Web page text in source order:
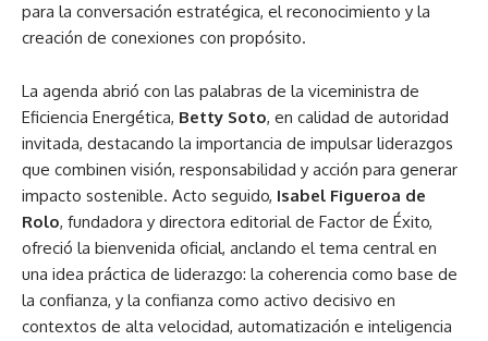
para la conversación estratégica, el reconocimiento y la
creación de conexiones con propósito.
La agenda abrió con las palabras de la viceministra de
Eficiencia Energética, Betty Soto, en calidad de autoridad
invitada, destacando la importancia de impulsar liderazgos
que combinen visión, responsabilidad y acción para generar
impacto sostenible. Acto seguido, Isabel Figueroa de
Rolo, fundadora y directora editorial de Factor de Éxito,
ofreció la bienvenida oficial, anclando el tema central en
una idea práctica de liderazgo: la coherencia como base de
la confianza, y la confianza como activo decisivo en
contextos de alta velocidad, automatización e inteligencia